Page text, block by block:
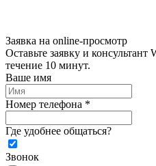
Заявка на online-просмотр
Оставьте заявку и
течение 10 минут.
Ваше имя
Номер телефона *
Где удобнее общаться?
Звонок